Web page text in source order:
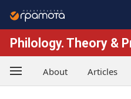
Philology. Theory &
About Articles